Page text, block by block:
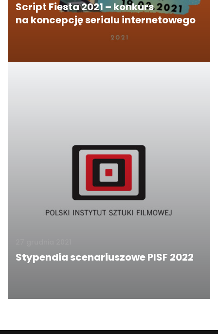
Script Fiesta 2021 – konkurs
na koncepcję serialu internetowego
Stypendia scenariuszowe PISF 2022